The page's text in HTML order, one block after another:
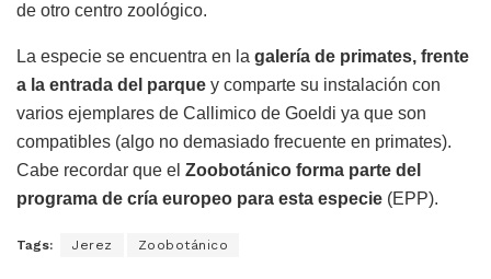
de otro centro zoológico.
La especie se encuentra en la galería de primates, frente
a la entrada del parque y comparte su instalación con
varios ejemplares de Callimico de Goeldi ya que son
compatibles (algo no demasiado frecuente en primates).
Cabe recordar que el Zoobotánico forma parte del
programa de cría europeo para esta especie (EPP).
Tags: Jerez Zoobotánico